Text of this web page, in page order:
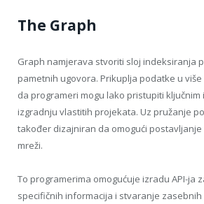
The Graph
Graph namjerava stvoriti sloj indeksiranja
pametnih ugovora. Prikuplja podatke u
da programeri mogu lako pristupiti
izgradnju vlastitih projekata. Uz pružanje
također dizajniran da omogući
mreži.
To programerima omogućuje izradu API-ja
specifičnih informacija i stvaranje